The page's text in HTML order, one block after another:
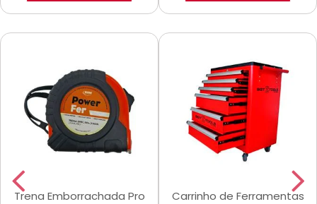
Trena Emborrachada Pro
Carrinho de Ferramentas